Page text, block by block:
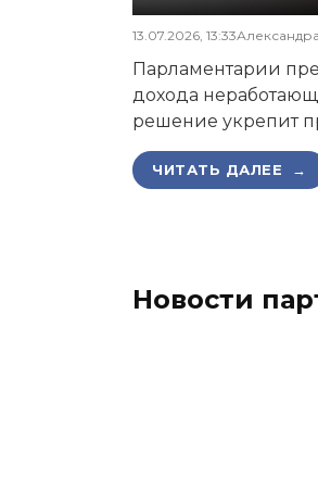
13.07.2026, 13:33
Парламентарии
дохода
решение укрепит
ЧИТАТЬ ДАЛЕЕ →
Новости